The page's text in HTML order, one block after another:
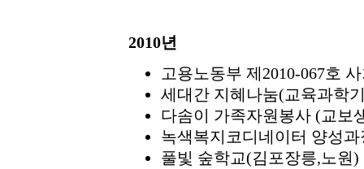
2010년
고용노동부 제2010-067호
세대간 지혜나눔(교육과학
다솜이 가족자원봉사 (교보
녹색복지코디네이터 양성
풀빛 숲학교(김포장릉,노원)